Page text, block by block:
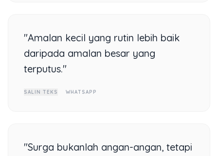
"Amalan kecil yang rutin lebih baik
daripada amalan besar yang
terputus."
SALIN TEKS WHATSAPP
"Surga bukanlah angan-angan, tetapi